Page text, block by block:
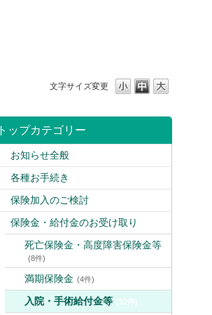
文字サイズ変更
トップカテゴリー
お知らせ全般
各種お手続き
保険加入のご検討
保険金・給付金のお受け取り
死亡保険金・高度障害保険金等
(8件)
満期保険金 (4件)
入院・手術給付金等 (32件)